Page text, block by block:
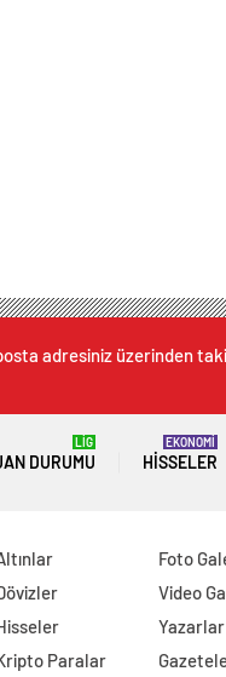
adresiniz üzerinden
DURUMU
LİG
HISSELER
EKONOMİ
Paralar
Foto
Video
Yazarlar